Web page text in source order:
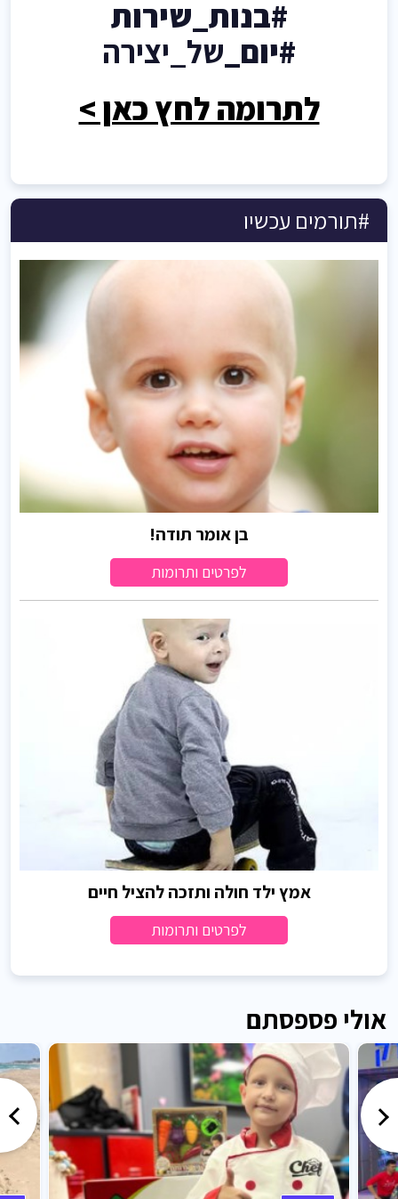
#בנות_שירות
#יום_ של_יצירה
לתרומה לחץ כאן >
#תורמים עכשיו
בן אומר תודה!
לפרטים ותרומות
אמץ ילד חולה ותזכה להציל חיים
לפרטים ותרומות
אולי פספסתם